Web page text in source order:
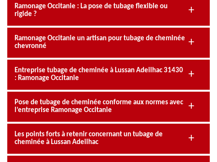
Ramonage Occitanie : La pose de tubage flexible ou
rigide ?
Ramonage Occitanie un artisan pour tubage de cheminée
chevronné
Entreprise tubage de cheminée à Lussan Adeilhac 31430
: Ramonage Occitanie
Pose de tubage de cheminée conforme aux normes avec
l’entreprise Ramonage Occitanie
Les points forts à retenir concernant un tubage de
cheminée à Lussan Adeilhac